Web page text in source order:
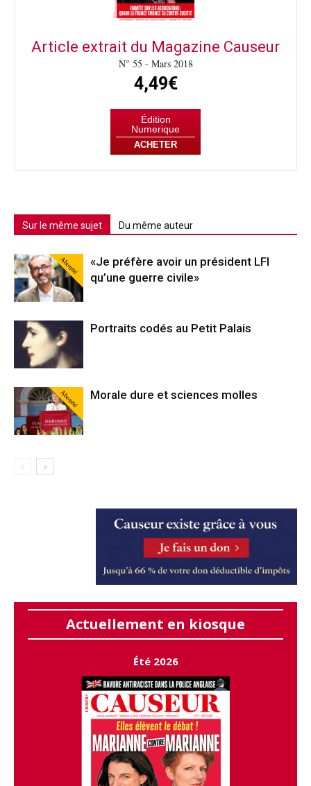
Article extrait du Magazine Causeur
N° 55 - Mars 2018
4,49€
Édition
Numerique
ACHETER
Sur le même sujet Du même auteur
Abonné
«Je préfère avoir un président LFI
qu’une guerre civile»
Portraits codés au Petit Palais
Abonné Morale dure et sciences molles
Actuellement en kiosque
Été 2026